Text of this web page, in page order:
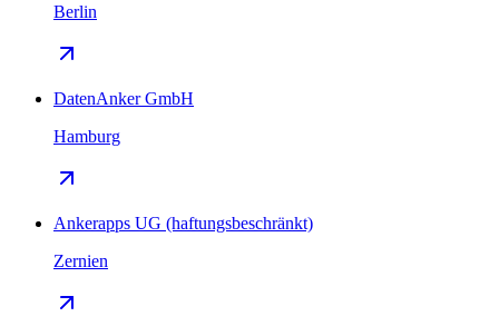
Berlin
DatenAnker GmbH
Hamburg
Ankerapps UG (haftungsbeschränkt)
Zernien